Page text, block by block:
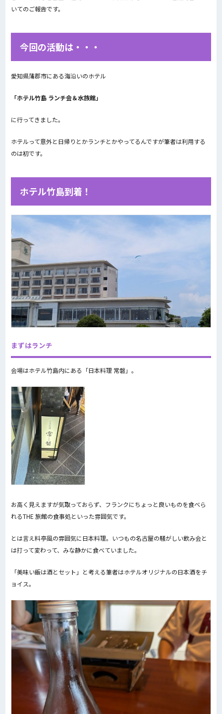
いてのご報告です。
今回の活動は・・・
愛知県蒲郡市にある海沿いのホテル
「ホテル竹島 ランチ会＆水族館」
に行ってきました。
ホテルって意外と日帰りとかランチとかやってるんですが筆者は利用する
のは初です。
ホテル竹島到着！
まずはランチ
会場はホテル竹島内にある「日本料理 常磐」。
お高く見えますが気取っておらず、フランクにちょっと良いものを食べら
れるTHE 旅館の食事処といった雰囲気です。
とは言え料亭風の雰囲気に日本料理。いつもの名古屋の騒がしい飲み会と
は打って変わって、みな静かに食べていました。
「美味い飯は酒とセット」と考える筆者はホテルオリジナルの日本酒をチ
ョイス。